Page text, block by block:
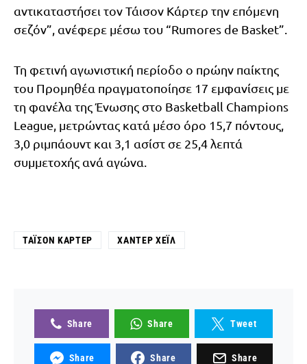
αντικαταστήσει τον Τάισον Κάρτερ την επόμενη
σεζόν”, ανέφερε μέσω του “Rumores de Basket”.
Τη φετινή αγωνιστική περίοδο ο πρώην παίκτης
του Προμηθέα πραγματοποίησε 17 εμφανίσεις με
τη φανέλα της Ένωσης στο Basketball Champions
League, μετρώντας κατά μέσο όρο 15,7 πόντους,
3,0 ριμπάουντ και 3,1 ασίστ σε 25,4 λεπτά
συμμετοχής ανά αγώνα.
ΤΆΙΣΟΝ ΚΆΡΤΕΡ ΧΆΝΤΕΡ ΧΈΙΛ
Share Share Tweet
Share Share Share